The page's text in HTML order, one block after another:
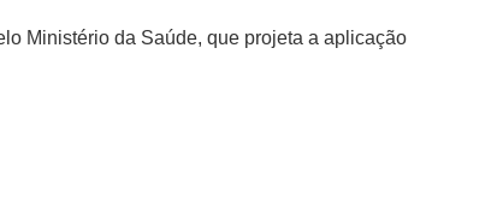
Ministério da Saúde, que projeta a aplicação